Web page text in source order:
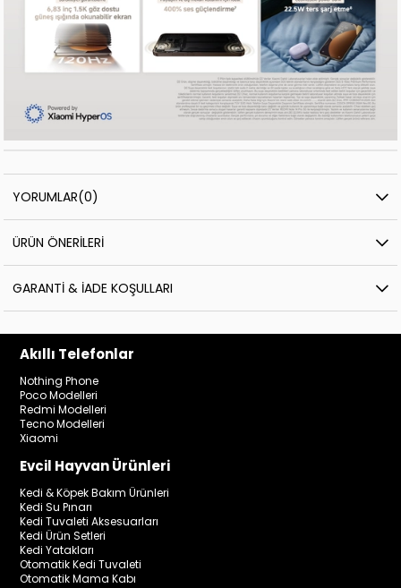
YORUMLAR(0)
ÜRÜN ÖNERILERI
GARANTI & İADE KOŞULLARI
Akıllı Telefonlar
Nothing Phone
Poco Modelleri
Redmi Modelleri
Tecno Modelleri
Xiaomi
Evcil Hayvan Ürünleri
Kedi & Köpek Bakım Ürünleri
Kedi Su Pınarı
Kedi Tuvaleti Aksesuarları
Kedi Ürün Setleri
Kedi Yatakları
Otomatik Kedi Tuvaleti
Otomatik Mama Kabı